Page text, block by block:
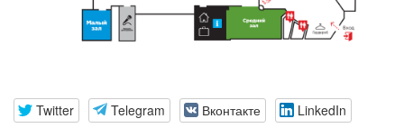
Twitter Telegram Вконтакте LinkedIn